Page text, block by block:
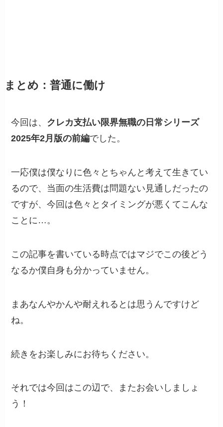
まとめ：普通に働け
今回は、 クレカ支払い限界無職の日常シリーズ
2025年2月版の前編でした。
一応僕は僕なりに色々とちゃんと考えて生きてい
るので、当面の生活費は問題ない見通しだったの
ですが、今回は色々とタイミングが悪くてこんな
ことに…。
この記事を書いている時点ではマジでこの後どう
なるか僕自身も分かっていません。
まあなんやかんや耐えれるとは思うんですけど
ね。
続きをお楽しみにお待ちください。
それでは今回はこの辺で、またお会いしましょ
う！